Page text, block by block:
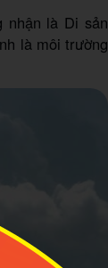
nhận là Di sản
là môi trường